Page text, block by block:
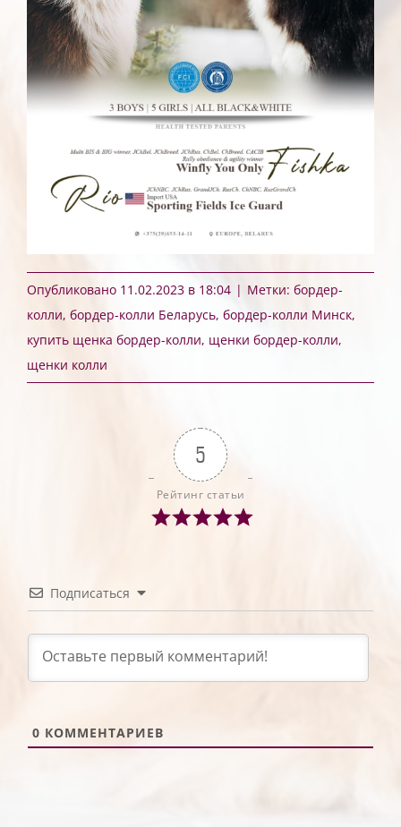
Опубликовано 11.02.2023 в 18:04 | Метки: бордер-
колли, бордер-колли Беларусь, бордер-колли Минск,
купить щенка бордер-колли, щенки бордер-колли,
щенки колли
5
Рейтинг статьи
Подписаться
0 КОММЕНТАРИЕВ